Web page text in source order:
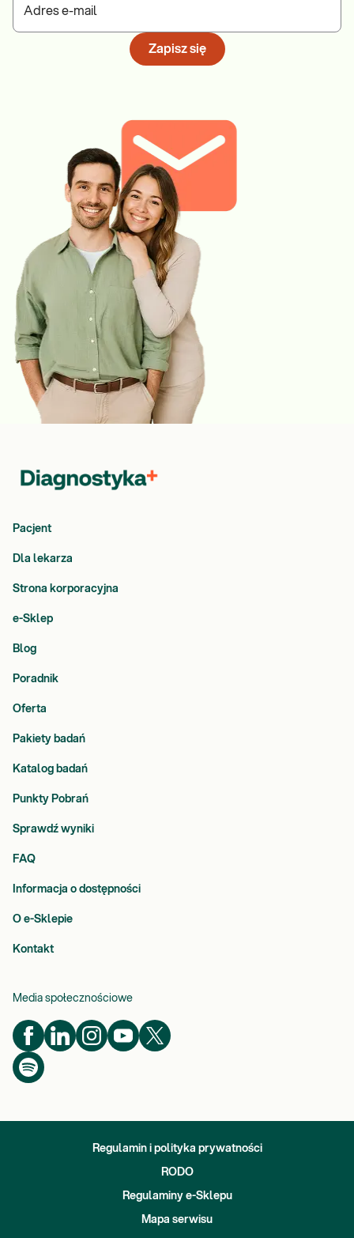
Adres e-mail
Zapisz się
Pacjent
Dla lekarza
Strona korporacyjna
e-Sklep
Blog
Poradnik
Oferta
Pakiety badań
Katalog badań
Punkty Pobrań
Sprawdź wyniki
FAQ
Informacja o dostępności
O e-Sklepie
Kontakt
Media społecznościowe
Regulamin i polityka prywatności
RODO
Regulaminy e-Sklepu
Mapa serwisu